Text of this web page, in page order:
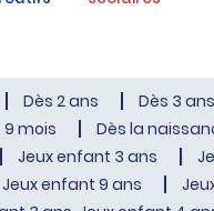
Dès 2 ans Dès 3 ans
9 mois Dès la
Jeux enfant 3 ans
Jeux enfant 9 ans